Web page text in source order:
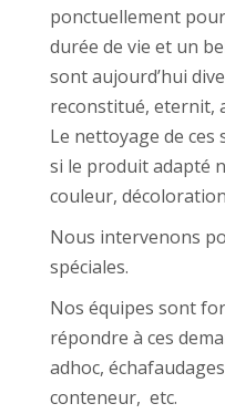
ponctuellement
durée de vie et un
sont aujourd’hui
reconstitué, eternit,
Le nettoyage de
si le produit adapté
couleur,
Nous intervenons
spéciales.
Nos équipes sont
répondre à ces
adhoc,
conteneur, etc.